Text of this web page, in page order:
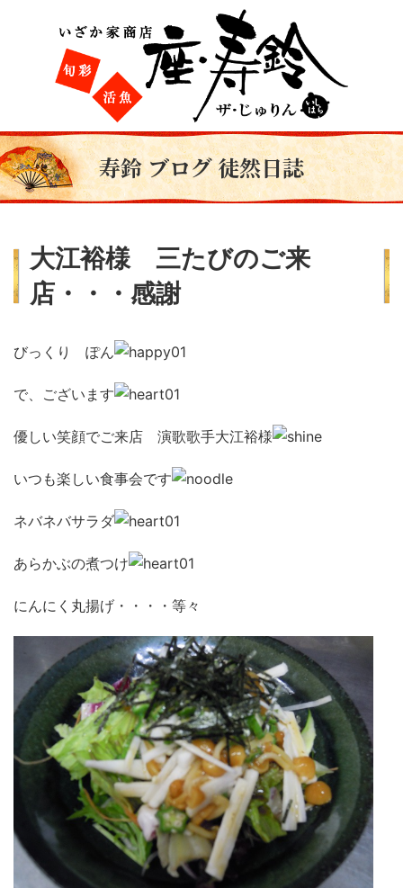
寿鈴 ブログ 徒然日誌
大江裕様 三たびのご来
店・・・感謝
びっくり ぽん
で、ございます
優しい笑顔でご来店 演歌歌手大江裕様
いつも楽しい食事会です
ネバネバサラダ
あらかぶの煮つけ
にんにく丸揚げ・・・・等々